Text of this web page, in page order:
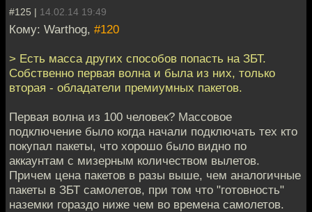
#125 | 14.02.14 19:49
Кому: Warthog, #120
> Есть масса других способов попасть на ЗБТ.
Собственно первая волна и была из них, только
вторая - обладатели премиумных пакетов.
Первая волна из 100 человек? Массовое
подключение было когда начали подключать тех кто
покупал пакеты, что хорошо было видно по
аккаунтам с мизерным количеством вылетов.
Причем цена пакетов в разы выше, чем аналогичные
пакеты в ЗБТ самолетов, при том что "готовность"
наземки гораздо ниже чем во времена самолетов.